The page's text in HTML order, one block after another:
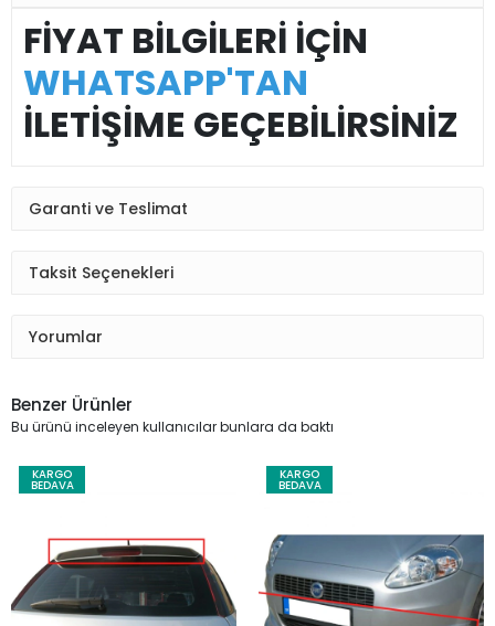
FİYAT BİLGİLERİ İÇİN
WHATSAPP'TAN
İLETİŞİME GEÇEBİLİRSİNİZ
Garanti ve Teslimat
Taksit Seçenekleri
Yorumlar
Benzer Ürünler
Bu ürünü inceleyen kullanıcılar bunlara da baktı
KARGO
BEDAVA
KARGO
BEDAVA